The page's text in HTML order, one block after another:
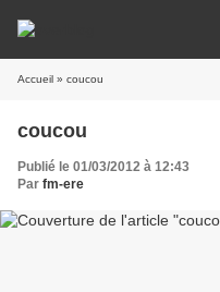
Accueil » coucou
coucou
Publié le 01/03/2012 à 12:43
Par fm-ere